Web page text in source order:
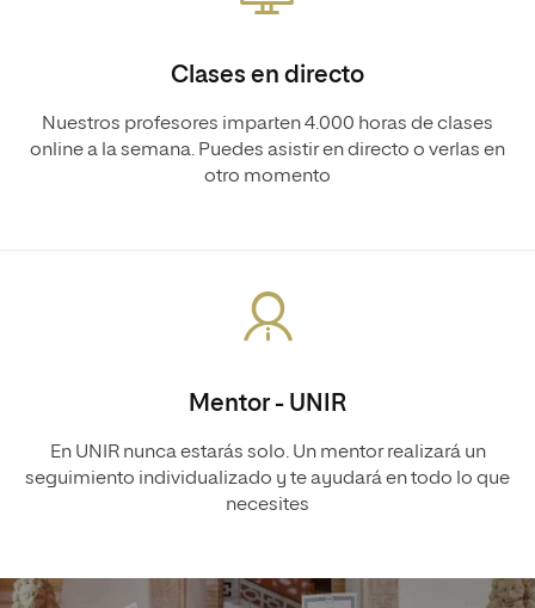
Clases en directo
Nuestros profesores imparten 4.000 horas de clases
online a la semana. Puedes asistir en directo o verlas en
otro momento
Mentor - UNIR
En UNIR nunca estarás solo. Un mentor realizará un
seguimiento individualizado y te ayudará en todo lo que
necesites